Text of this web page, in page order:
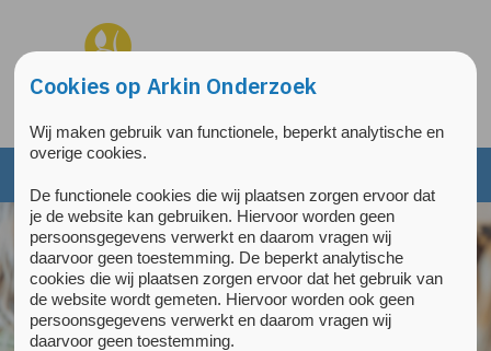
Cookies op Arkin Onderzoek
Wij maken gebruik van functionele, beperkt analytische en
overige cookies.
De functionele cookies die wij plaatsen zorgen ervoor dat
je de website kan gebruiken. Hiervoor worden geen
persoonsgegevens verwerkt en daarom vragen wij
daarvoor geen toestemming. De beperkt analytische
cookies die wij plaatsen zorgen ervoor dat het gebruik van
de website wordt gemeten. Hiervoor worden ook geen
persoonsgegevens verwerkt en daarom vragen wij
daarvoor geen toestemming.